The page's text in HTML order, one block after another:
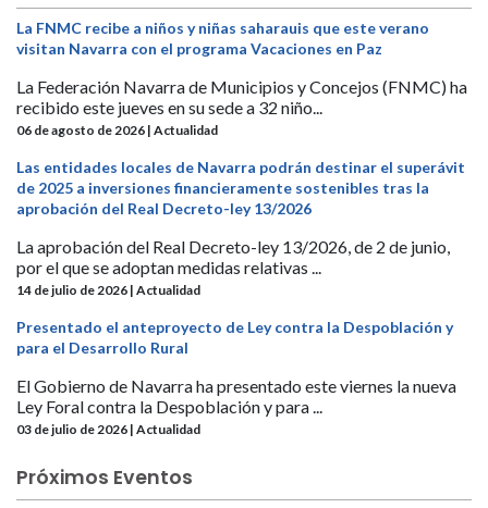
La FNMC recibe a niños y niñas saharauis que este verano
visitan Navarra con el programa Vacaciones en Paz
La Federación Navarra de Municipios y Concejos (FNMC) ha
recibido este jueves en su sede a 32 niño...
06 de agosto de 2026 | Actualidad
Las entidades locales de Navarra podrán destinar el superávit
de 2025 a inversiones financieramente sostenibles tras la
aprobación del Real Decreto-ley 13/2026
La aprobación del Real Decreto-ley 13/2026, de 2 de junio,
por el que se adoptan medidas relativas ...
14 de julio de 2026 | Actualidad
Presentado el anteproyecto de Ley contra la Despoblación y
para el Desarrollo Rural
El Gobierno de Navarra ha presentado este viernes la nueva
Ley Foral contra la Despoblación y para ...
03 de julio de 2026 | Actualidad
Próximos Eventos